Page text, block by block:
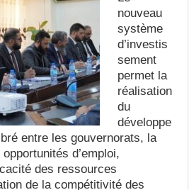
nouveau
système
d’investis
sement
permet la
réalisation
du
développe
entre les gouvernorats, la
d’emploi,
des ressources
de la compétitivité des